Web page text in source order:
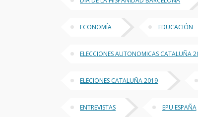
ECONOMÍA EDUCACIÓN
ELECCIONES AUTONOMICAS CATALUÑA
ELECIONES CATALUÑA 2019
ENTREVISTAS EPU ESPAÑA